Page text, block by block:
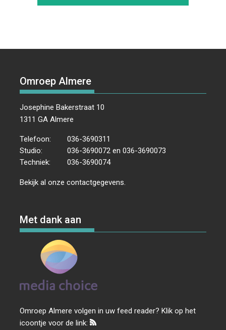
Omroep Almere
Josephine Bakerstraat 10
1311 GA Almere
Telefoon:
036-3690311
Studio:
036-3690072 en 036-3690073
Techniek:
036-3690074
Bekijk al onzecontactgegevens.
Met dank aan
Omroep Almere volgen in uw feed reader? Klik op het
icoontje voor de link: